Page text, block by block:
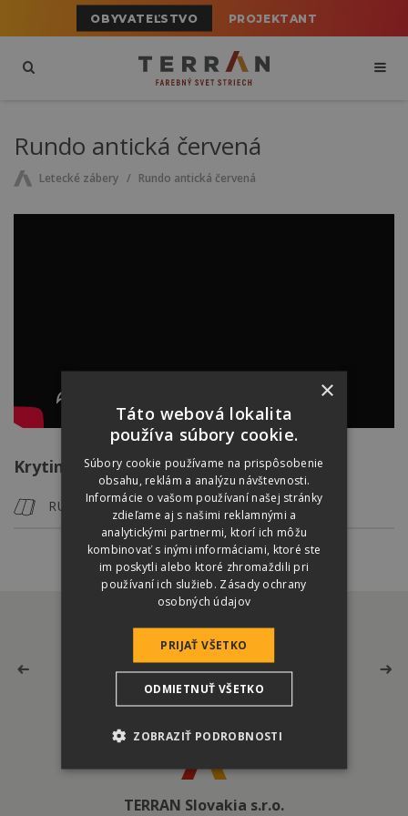
OBYVATEĽSTVO PROJEKTANT
Rundo antická červená
Letecké zábery Rundo antická červená
Krytina na pokrytie strechy
RUNDO
TERRAN Slovakia s.r.o.
×
Táto webová lokalita
používa súbory cookie.
Súbory cookie používame na prispôsobenie
obsahu, reklám a analýzu návštevnosti.
Informácie o vašom používaní našej stránky
zdieľame aj s našimi reklamnými a
analytickými partnermi, ktorí ich môžu
kombinovať s inými informáciami, ktoré ste
im poskytli alebo ktoré zhromaždili pri
používaní ich služieb. Zásady ochrany
osobných údajov
PRIJAŤ VŠETKO
ODMIETNUŤ VŠETKO
ZOBRAZIŤ PODROBNOSTI